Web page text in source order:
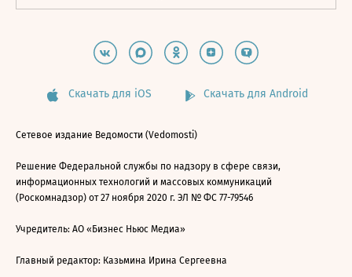
Скачать для iOS Скачать для Android
Сетевое издание Ведомости (Vedomosti)
Решение Федеральной службы по надзору в сфере связи,
информационных технологий и массовых коммуникаций
(Роскомнадзор) от 27 ноября 2020 г. ЭЛ № ФС 77-79546
Учредитель: АО «Бизнес Ньюс Медиа»
Главный редактор: Казьмина Ирина Сергеевна